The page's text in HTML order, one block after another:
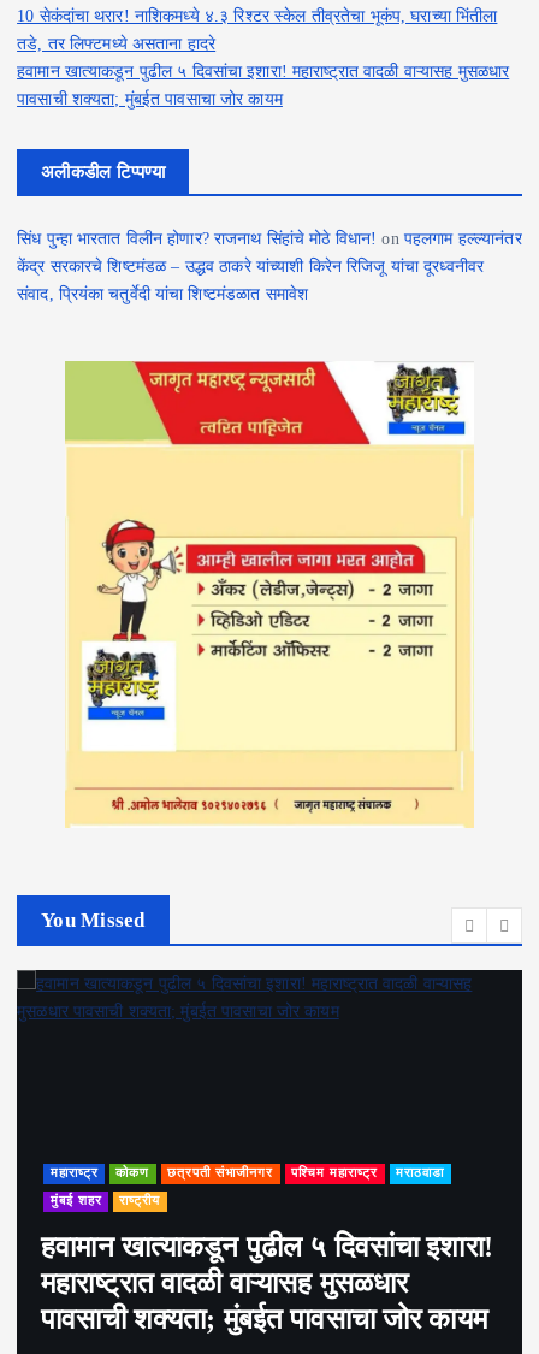
10 सेकंदांचा थरार! नाशिकमध्ये ४.३ रिश्टर स्केल तीव्रतेचा भूकंप, घराच्या भिंतीला
तडे, तर लिफ्टमध्ये असताना हादरे
हवामान खात्याकडून पुढील ५ दिवसांचा इशारा! महाराष्ट्रात वादळी वाऱ्यासह मुसळधार
पावसाची शक्यता; मुंबईत पावसाचा जोर कायम
अलीकडील टिप्पण्या
सिंध पुन्हा भारतात विलीन होणार? राजनाथ सिंहांचे मोठे विधान! on पहलगाम हल्ल्यानंतर
केंद्र सरकारचे शिष्टमंडळ – उद्धव ठाकरे यांच्याशी किरेन रिजिजू यांचा दूरध्वनीवर
संवाद, प्रियंका चतुर्वेदी यांचा शिष्टमंडळात समावेश
You Missed
महाराष्ट्र कोकण छत्रपती संभाजीनगर पश्चिम महाराष्ट्र मराठवाडा
मुंबई शहर राष्ट्रीय
हवामान खात्याकडून पुढील ५ दिवसांचा इशारा!
महाराष्ट्रात वादळी वाऱ्यासह मुसळधार
पावसाची शक्यता; मुंबईत पावसाचा जोर कायम